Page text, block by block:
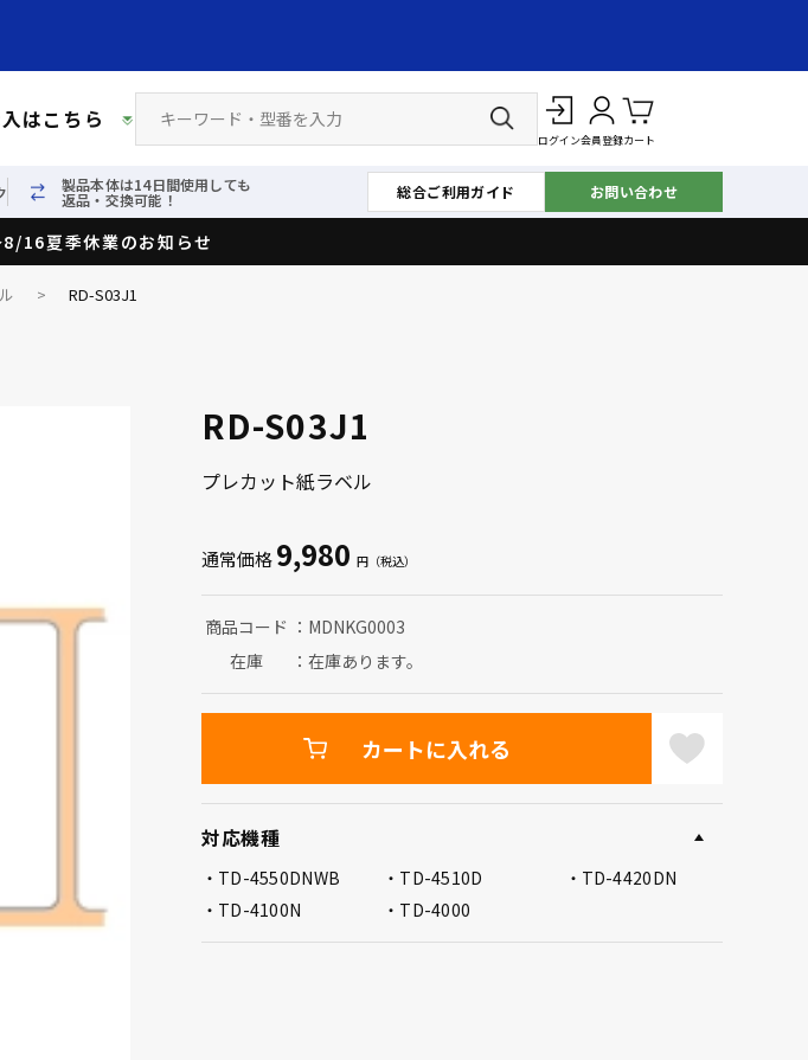
はこちら
ログイン会員登録カート
製品本体は14日間使用しても
返品・交換可能！ 総合ご利用ガイド お問い合わせ
16夏季休業のお知らせ
> RD-S03J1
RD-S03J1
プレカット紙ラベル
通常価格9,980
商品コード
MDNKG0003
在庫
在庫あります。
対応機種
TD-4550DNWB TD-4510D
TD-4420DN
TD-4100N
TD-4000
カートに入れる